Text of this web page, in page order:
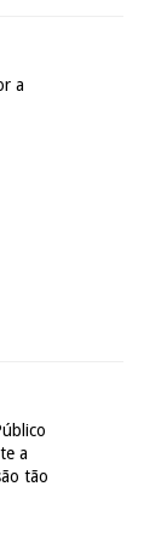
a
a
tão